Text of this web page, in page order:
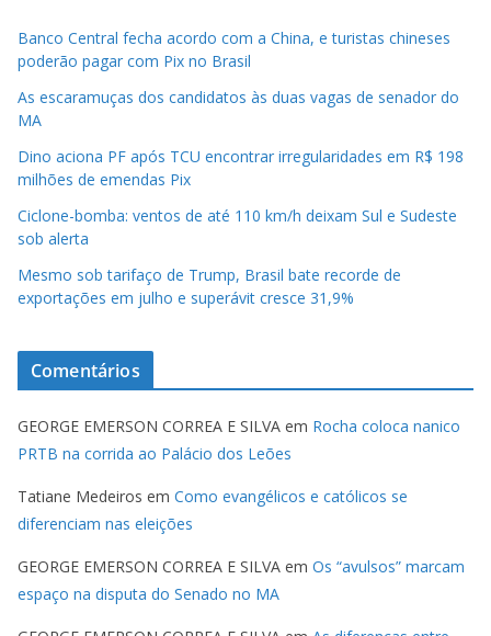
Banco Central fecha acordo com a China, e turistas chineses
poderão pagar com Pix no Brasil
As escaramuças dos candidatos às duas vagas de senador do
MA
Dino aciona PF após TCU encontrar irregularidades em R$ 198
milhões de emendas Pix
Ciclone-bomba: ventos de até 110 km/h deixam Sul e Sudeste
sob alerta
Mesmo sob tarifaço de Trump, Brasil bate recorde de
exportações em julho e superávit cresce 31,9%
Comentários
GEORGE EMERSON CORREA E SILVA em Rocha coloca nanico
PRTB na corrida ao Palácio dos Leões
Tatiane Medeiros em Como evangélicos e católicos se
diferenciam nas eleições
GEORGE EMERSON CORREA E SILVA em Os “avulsos” marcam
espaço na disputa do Senado no MA